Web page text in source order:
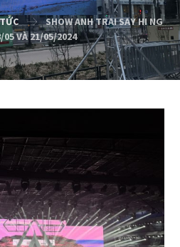
SHOW ANH TRAI SAY HI NG
05 VÀ 21/05/2024